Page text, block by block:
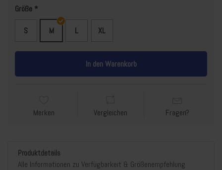
Größe
S M L XL
In den Warenkorb
Merken Vergleichen Fragen?
Produktdetails
Alle Informationen zu Verfügbarkeit & Größenempfehlung